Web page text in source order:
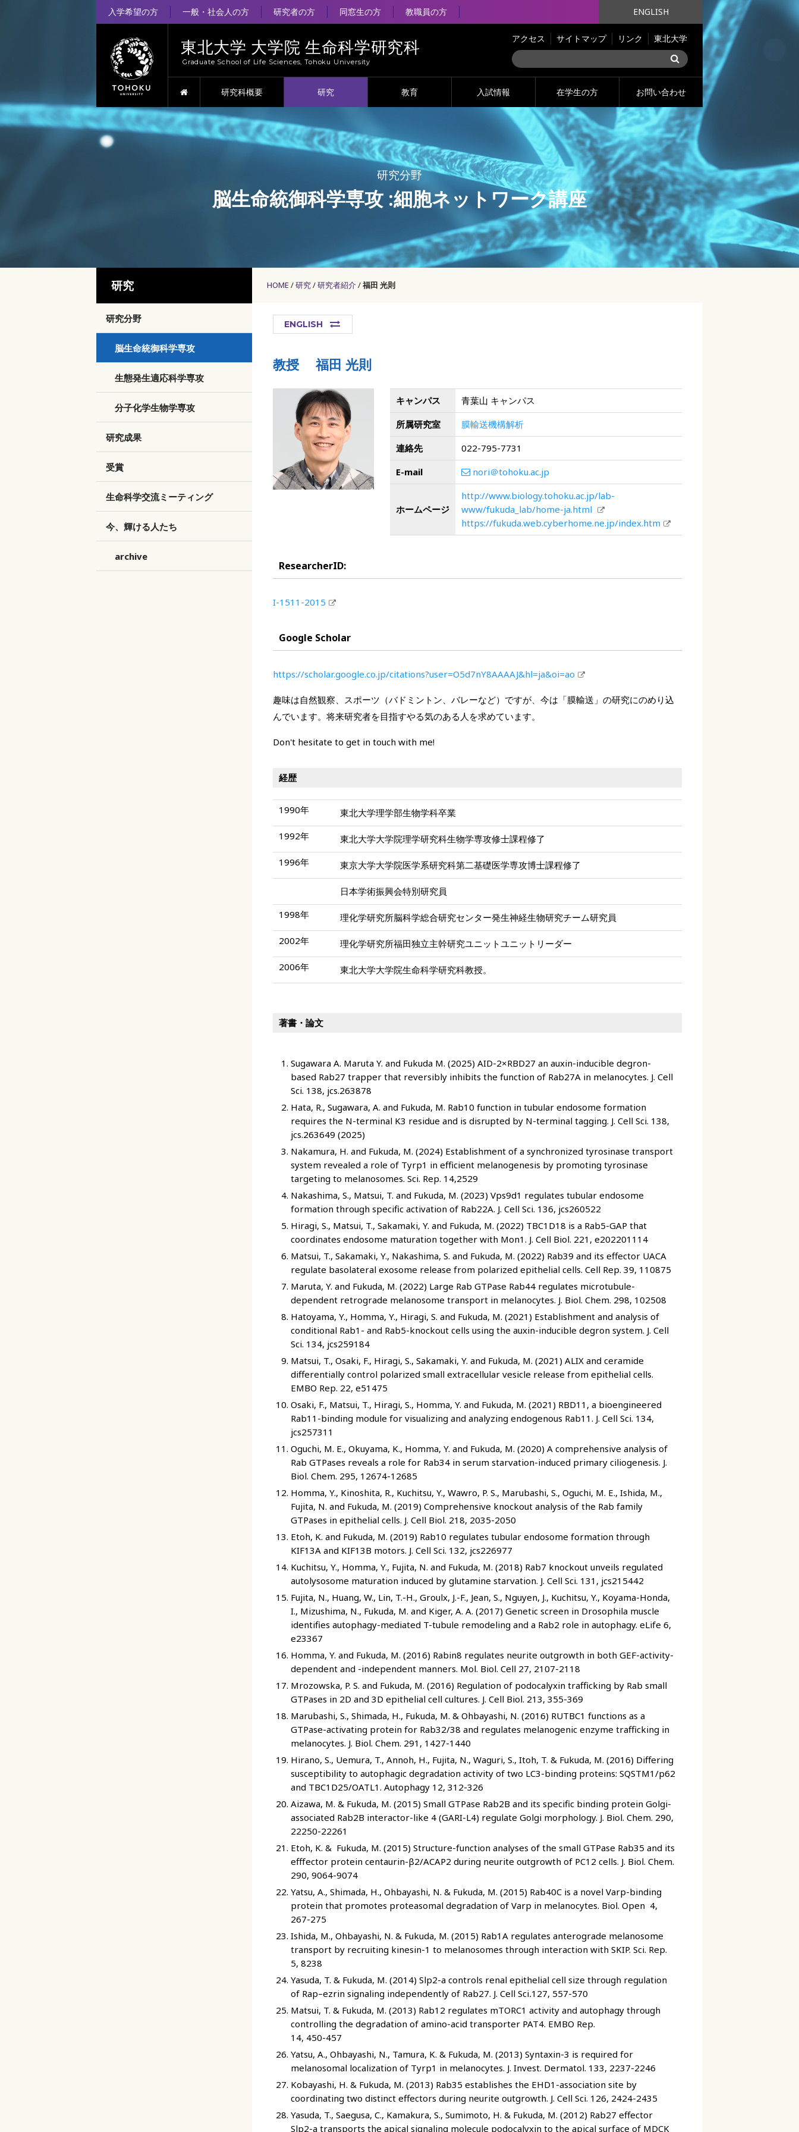
入学希望の方 一般・社会人の方 研究者の方 同窓生の方 教職員の方 ENGLISH
東北大学 大学院 生命科学研究科
Graduate School of Life Sciences, Tohoku University
アクセス サイトマップ リンク 東北大学
HOME研究科概要 研究 教育 入試情報 在学生の方 お問い合わせ
研究分野
脳生命統御科学専攻 :細胞ネットワーク講座
HOME 研究 研究者紹介 福田 光則
ENGLISH
教授 福田 光則
キャンパス
青葉山 キャンパス
所属研究室
膜輸送機構解析
連絡先
022-795-7731
E-mail
nori＠tohoku.ac.jp
ホームページ
http://www.biology.tohoku.ac.jp/lab-
www/fukuda_lab/home-ja.html
https://fukuda.web.cyberhome.ne.jp/index.htm
ResearcherID:
I-1511-2015
Google Scholar
https://scholar.google.co.jp/citations?user=O5d7nY8AAAAJ&hl=ja&oi=ao
趣味は自然観察、スポーツ（バドミントン、バレーなど）ですが、今は「膜輸送」の研究にのめり込
んでいます。将来研究者を目指すやる気のある人を求めています。
Don't hesitate to get in touch with me!
経歴
1990年
東北大学理学部生物学科卒業
1992年
東北大学大学院理学研究科生物学専攻修士課程修了
1996年
東京大学大学院医学系研究科第二基礎医学専攻博士課程修了
日本学術振興会特別研究員
1998年
理化学研究所脳科学総合研究センター発生神経生物研究チーム研究員
2002年
理化学研究所福田独立主幹研究ユニットユニットリーダー
2006年
東北大学大学院生命科学研究科教授。
著書・論文
Sugawara A. Maruta Y. and Fukuda M. (2025) AID-2×RBD27 an auxin-inducible degron-
based Rab27 trapper that reversibly inhibits the function of Rab27A in melanocytes. J. Cell
Sci. 138, jcs.263878
Hata, R., Sugawara, A. and Fukuda, M. Rab10 function in tubular endosome formation
requires the N-terminal K3 residue and is disrupted by N-terminal tagging. J. Cell Sci. 138,
jcs.263649 (2025)
Nakamura, H. and Fukuda, M. (2024) Establishment of a synchronized tyrosinase transport
system revealed a role of Tyrp1 in efficient melanogenesis by promoting tyrosinase
targeting to melanosomes. Sci. Rep. 14,2529
Nakashima, S., Matsui, T. and Fukuda, M. (2023) Vps9d1 regulates tubular endosome
formation through specific activation of Rab22A. J. Cell Sci. 136, jcs260522
Hiragi, S., Matsui, T., Sakamaki, Y. and Fukuda, M. (2022) TBC1D18 is a Rab5-GAP that
coordinates endosome maturation together with Mon1. J. Cell Biol. 221, e202201114
Matsui, T., Sakamaki, Y., Nakashima, S. and Fukuda, M. (2022) Rab39 and its effector UACA
regulate basolateral exosome release from polarized epithelial cells. Cell Rep. 39, 110875
Maruta, Y. and Fukuda, M. (2022) Large Rab GTPase Rab44 regulates microtubule-
dependent retrograde melanosome transport in melanocytes. J. Biol. Chem. 298, 102508
Hatoyama, Y., Homma, Y., Hiragi, S. and Fukuda, M. (2021) Establishment and analysis of
conditional Rab1- and Rab5-knockout cells using the auxin-inducible degron system. J. Cell
Sci. 134, jcs259184
Matsui, T., Osaki, F., Hiragi, S., Sakamaki, Y. and Fukuda, M. (2021) ALIX and ceramide
differentially control polarized small extracellular vesicle release from epithelial cells.
EMBO Rep. 22, e51475
Osaki, F., Matsui, T., Hiragi, S., Homma, Y. and Fukuda, M. (2021) RBD11, a bioengineered
Rab11-binding module for visualizing and analyzing endogenous Rab11. J. Cell Sci. 134,
jcs257311
Oguchi, M. E., Okuyama, K., Homma, Y. and Fukuda, M. (2020) A comprehensive analysis of
Rab GTPases reveals a role for Rab34 in serum starvation-induced primary ciliogenesis. J.
Biol. Chem. 295, 12674-12685
Homma, Y., Kinoshita, R., Kuchitsu, Y., Wawro, P. S., Marubashi, S., Oguchi, M. E., Ishida, M.,
Fujita, N. and Fukuda, M. (2019) Comprehensive knockout analysis of the Rab family
GTPases in epithelial cells. J. Cell Biol. 218, 2035-2050
Etoh, K. and Fukuda, M. (2019) Rab10 regulates tubular endosome formation through
KIF13A and KIF13B motors. J. Cell Sci. 132, jcs226977
Kuchitsu, Y., Homma, Y., Fujita, N. and Fukuda, M. (2018) Rab7 knockout unveils regulated
autolysosome maturation induced by glutamine starvation. J. Cell Sci. 131, jcs215442
Fujita, N., Huang, W., Lin, T.-H., Groulx, J.-F., Jean, S., Nguyen, J., Kuchitsu, Y., Koyama-Honda,
I., Mizushima, N., Fukuda, M. and Kiger, A. A. (2017) Genetic screen in Drosophila muscle
identifies autophagy-mediated T-tubule remodeling and a Rab2 role in autophagy. eLife 6,
e23367
Homma, Y. and Fukuda, M. (2016) Rabin8 regulates neurite outgrowth in both GEF-activity-
dependent and -independent manners. Mol. Biol. Cell 27, 2107-2118
Mrozowska, P. S. and Fukuda, M. (2016) Regulation of podocalyxin trafficking by Rab small
GTPases in 2D and 3D epithelial cell cultures. J. Cell Biol. 213, 355-369
Marubashi, S., Shimada, H., Fukuda, M. & Ohbayashi, N. (2016) RUTBC1 functions as a
GTPase-activating protein for Rab32/38 and regulates melanogenic enzyme trafficking in
melanocytes. J. Biol. Chem. 291, 1427-1440
Hirano, S., Uemura, T., Annoh, H., Fujita, N., Waguri, S., Itoh, T. & Fukuda, M. (2016) Differing
susceptibility to autophagic degradation activity of two LC3-binding proteins: SQSTM1/p62
and TBC1D25/OATL1. Autophagy 12, 312-326
Aizawa, M. & Fukuda, M. (2015) Small GTPase Rab2B and its specific binding protein Golgi-
associated Rab2B interactor-like 4 (GARI-L4) regulate Golgi morphology. J. Biol. Chem. 290,
22250-22261
Etoh, K. & Fukuda, M. (2015) Structure-function analyses of the small GTPase Rab35 and its
efffector protein centaurin-β2/ACAP2 during neurite outgrowth of PC12 cells. J. Biol. Chem.
290, 9064-9074
Yatsu, A., Shimada, H., Ohbayashi, N. & Fukuda, M. (2015) Rab40C is a novel Varp-binding
protein that promotes proteasomal degradation of Varp in melanocytes. Biol. Open 4,
267-275
Ishida, M., Ohbayashi, N. & Fukuda, M. (2015) Rab1A regulates anterograde melanosome
transport by recruiting kinesin-1 to melanosomes through interaction with SKIP. Sci. Rep.
5, 8238
Yasuda, T. & Fukuda, M. (2014) Slp2-a controls renal epithelial cell size through regulation
of Rap–ezrin signaling independently of Rab27. J. Cell Sci.127, 557-570
Matsui, T. & Fukuda, M. (2013) Rab12 regulates mTORC1 activity and autophagy through
controlling the degradation of amino-acid transporter PAT4. EMBO Rep.
14, 450-457
Yatsu, A., Ohbayashi, N., Tamura, K. & Fukuda, M. (2013) Syntaxin-3 is required for
melanosomal localization of Tyrp1 in melanocytes. J. Invest. Dermatol. 133, 2237-2246
Kobayashi, H. & Fukuda, M. (2013) Rab35 establishes the EHD1-association site by
coordinating two distinct effectors during neurite outgrowth. J. Cell Sci. 126, 2424-2435
Yasuda, T., Saegusa, C., Kamakura, S., Sumimoto, H. & Fukuda, M. (2012) Rab27 effector
Slp2-a transports the apical signaling molecule podocalyxin to the apical surface of MDCK
研究
研究分野
脳生命統御科学専攻
生態発生適応科学専攻
分子化学生物学専攻
研究成果
受賞
生命科学交流ミーティング
今、輝ける人たち
archive